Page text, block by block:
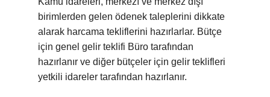
birimlerden gelen ödenek taleplerini dikkate
alarak harcama tekliflerini hazırlarlar. Bütçe
için genel gelir teklifi Büro tarafından
hazırlanır ve diğer bütçeler için gelir teklifleri
yetkili idareler tarafından hazırlanır.